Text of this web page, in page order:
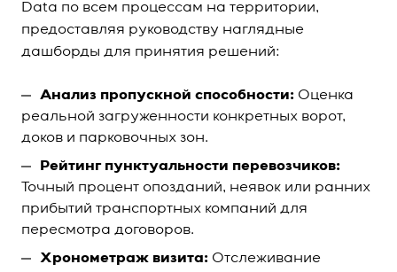
Data по всем процессам на территории,
предоставляя руководству наглядные
дашборды для принятия решений:
Анализ пропускной способности: Оценка
реальной загруженности конкретных ворот,
доков и парковочных зон.
Рейтинг пунктуальности перевозчиков:
Точный процент опозданий, неявок или ранних
прибытий транспортных компаний для
пересмотра договоров.
Хронометраж визита: Отслеживание